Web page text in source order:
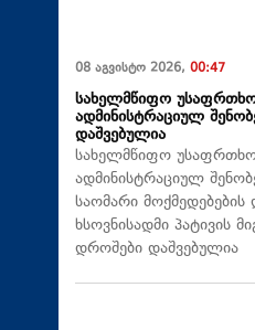
08 აგვისტო 2026, 00:47
სახელმწიფო
ადმინისტრაციულ
დაშვებულია
სახელმწიფო
ადმინისტრაციულ
საომარი
ხსოვნისადმი პატივის
დროშები დაშვებულია